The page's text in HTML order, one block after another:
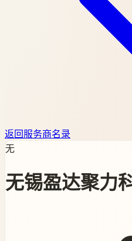
返回服务商名录
无
无锡盈达聚力